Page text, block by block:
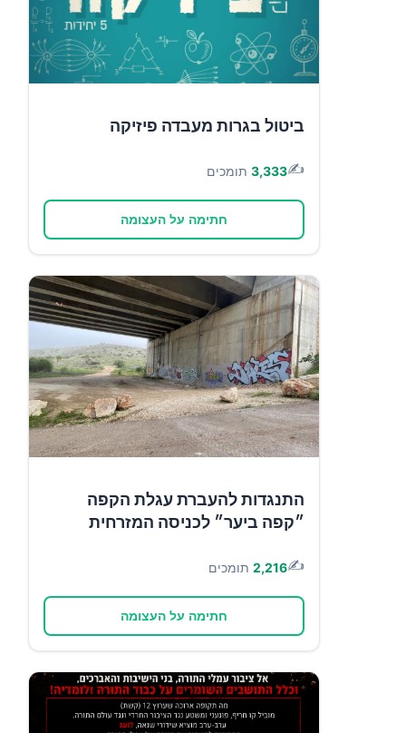
ביטול בגרות מעבדה פיזיקה
✍️
3,333 תומכים
חתימה על העצומה
התנגדות להעברת עגלת הקפה
״קפה ביער״ לכניסה המזרחית
✍️
2,216 תומכים
חתימה על העצומה